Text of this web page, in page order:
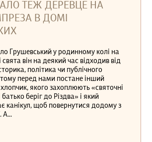
ТЕЖ ДЕРЕВЦЕ НА
В ДОМІ
Грушевський у родинному колі на
свята він на деякий час відходив від
політика чи публічного
тому перед нами постане інший
якого захоплюють «святочні
батько беріг до Різдва» і який
канікул, щоб повернутися додому з
А...